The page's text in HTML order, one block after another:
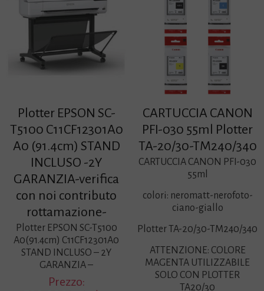
Plotter EPSON SC-
T5100 C11CF12301A0
A0 (91.4cm) STAND
INCLUSO -2Y
GARANZIA-verifica
con noi contributo
rottamazione-
Plotter EPSON SC-T5100
A0(91.4cm) C11CF12301A0
STAND INCLUSO – 2Y
GARANZIA –
Prezzo:
CARTUCCIA CANON
PFI-030 55ml Plotter
TA-20/30-TM240/340
CARTUCCIA CANON PFI-030
55ml
colori: neromatt-nerofoto-
ciano-giallo
Plotter TA-20/30-TM240/340
ATTENZIONE: COLORE
MAGENTA UTILIZZABILE
SOLO CON PLOTTER
TA20/30